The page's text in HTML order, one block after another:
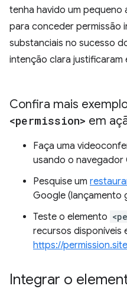
tenha havido um pequeno
para conceder permissão
substanciais no sucesso
intenção clara justificaram
Confira mais
<permission> em
Faça uma
usando o navegador
Pesquise um
Google (lançamento
Teste o elemento
recursos disponíveis
https://
Integrar o